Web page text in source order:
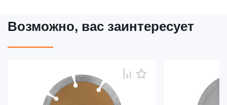
Возможно, вас заинтересует